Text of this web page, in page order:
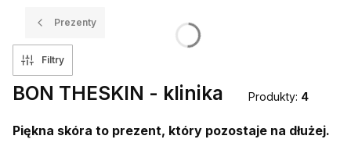
Prezenty
Filtry
BON THESKIN - klinika Produkty: 4
Piękna skóra to prezent, który pozostaje na dłużej.